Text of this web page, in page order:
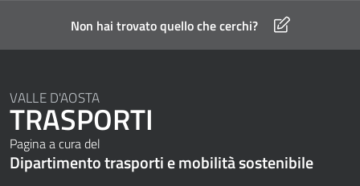
Non hai trovato quello che cerchi?
VALLE D'AOSTA
TRASPORTI
Pagina a cura del
Dipartimento trasporti e mobilità sostenibile